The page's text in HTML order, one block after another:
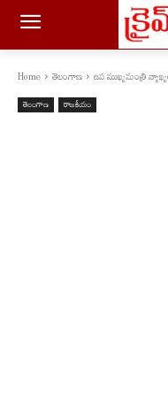
Home తెలంగాణ ఉప ముఖ్యమంత్రి
తెలంగాణ రాజకీయం